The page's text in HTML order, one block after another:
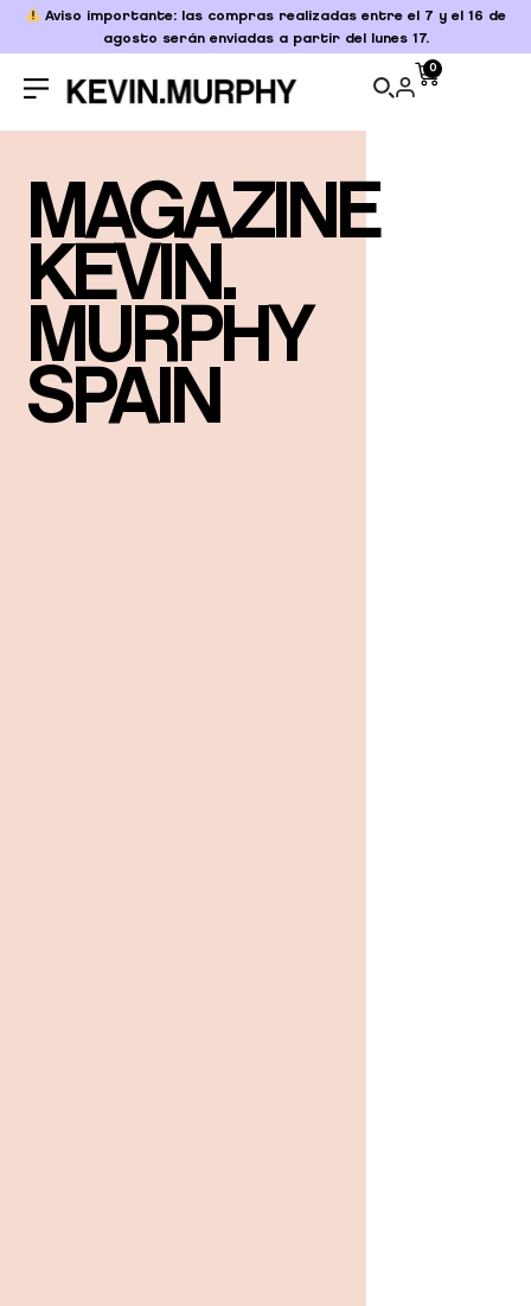
Aviso importante: las compras realizadas entre el 7 y el 16 de
agosto serán enviadas a partir del lunes 17.
0
MAGAZINE
KEVIN.
MURPHY
SPAIN